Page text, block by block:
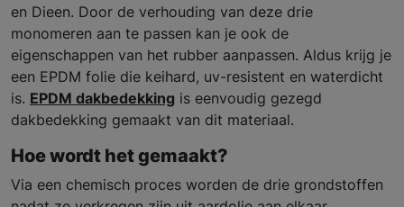
en Dieen. Door de verhouding van deze drie
monomeren aan te passen kan je ook de
eigenschappen van het rubber aanpassen. Aldus krijg je
een EPDM folie die keihard, uv-resistent en waterdicht
is. EPDM dakbedekking is eenvoudig gezegd
dakbedekking gemaakt van dit materiaal.
Hoe wordt het gemaakt?
Via een chemisch proces worden de drie grondstoffen